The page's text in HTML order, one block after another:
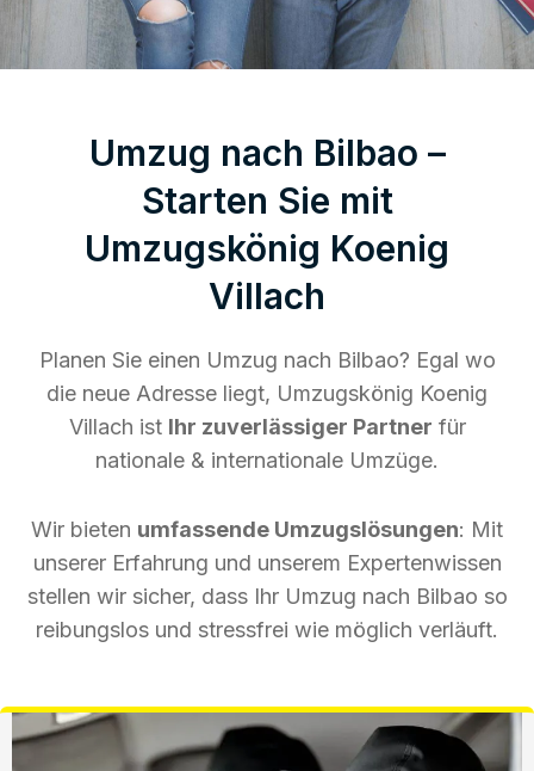
Umzug nach Bilbao –
Starten Sie mit
Umzugskönig Koenig
Villach
Planen Sie einen Umzug nach Bilbao? Egal wo
die neue Adresse liegt, Umzugskönig Koenig
Villach ist Ihr zuverlässiger Partner für
nationale & internationale Umzüge.
Wir bieten umfassende Umzugslösungen: Mit
unserer Erfahrung und unserem Expertenwissen
stellen wir sicher, dass Ihr Umzug nach Bilbao so
reibungslos und stressfrei wie möglich verläuft.